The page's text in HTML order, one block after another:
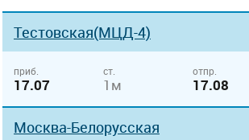
Тестовская(МЦД-4)
приб.
17.07
ст.
1м
отпр.
17.08
Москва-Белорусская